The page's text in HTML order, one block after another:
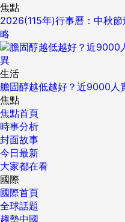
焦點
2026(115年)行事曆：中秋
略
生活
膽固醇越低越好？近9000人
焦點
焦點首頁
時事分析
封面故事
今日最新
大家都在看
國際
國際首頁
全球話題
趨勢中國